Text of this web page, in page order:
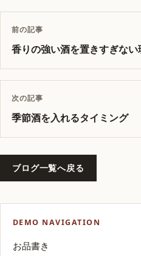
前の記事
香りの強い酒を置きすぎない
次の記事
季節酒を入れるタイミング
ブログ一覧へ戻る
DEMO NAVIGATION
お品書き